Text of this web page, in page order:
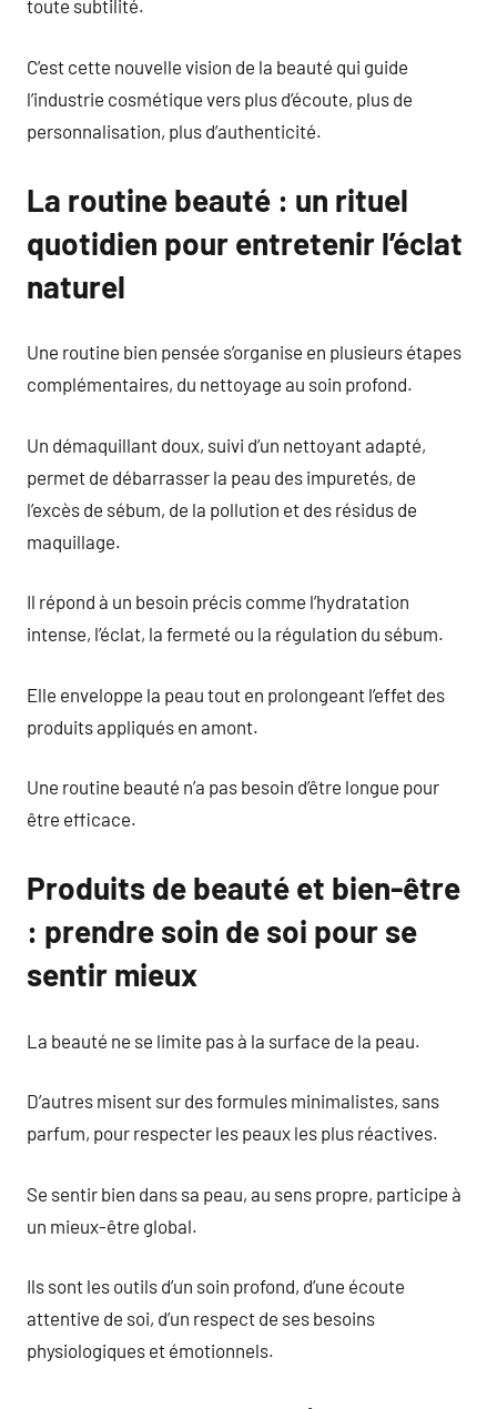
toute subtilité.
C’est cette nouvelle vision de la beauté qui guide
l’industrie cosmétique vers plus d’écoute, plus de
personnalisation, plus d’authenticité.
La routine beauté : un rituel
quotidien pour entretenir l’éclat
naturel
Une routine bien pensée s’organise en plusieurs étapes
complémentaires, du nettoyage au soin profond.
Un démaquillant doux, suivi d’un nettoyant adapté,
permet de débarrasser la peau des impuretés, de
l’excès de sébum, de la pollution et des résidus de
maquillage.
Il répond à un besoin précis comme l’hydratation
intense, l’éclat, la fermeté ou la régulation du sébum.
Elle enveloppe la peau tout en prolongeant l’effet des
produits appliqués en amont.
Une routine beauté n’a pas besoin d’être longue pour
être efficace.
Produits de beauté et bien-être
: prendre soin de soi pour se
sentir mieux
La beauté ne se limite pas à la surface de la peau.
D’autres misent sur des formules minimalistes, sans
parfum, pour respecter les peaux les plus réactives.
Se sentir bien dans sa peau, au sens propre, participe à
un mieux-être global.
Ils sont les outils d’un soin profond, d’une écoute
attentive de soi, d’un respect de ses besoins
physiologiques et émotionnels.